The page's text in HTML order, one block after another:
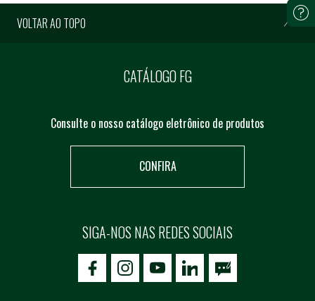
VOLTAR AO TOPO
CATÁLOGO FG
Consulte o nosso catálogo eletrônico de produtos
CONFIRA
SIGA-NOS NAS REDES SOCIAIS
icon-facebookicon-social02icon-social03